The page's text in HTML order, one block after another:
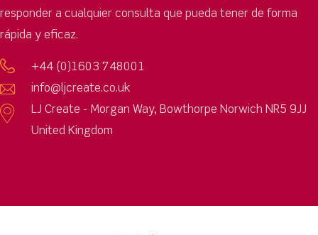
responder a cualquier consulta que pueda tener de forma
rápida y eficaz.
+44 (0)1603 748001
info@ljcreate.co.uk
LJ Create - Morgan Way, Bowthorpe Norwich NR5 9JJ
United Kingdom